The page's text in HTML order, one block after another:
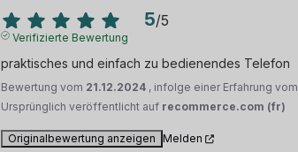
5/5
Verifizierte Bewertung
praktisches und einfach zu bedienendes Telefon
Bewertung vom 21.12.2024 , infolge einer Erfahrung vom
Ursprünglich veröffentlicht auf recommerce.com (fr)
Originalbewertung anzeigen Melden